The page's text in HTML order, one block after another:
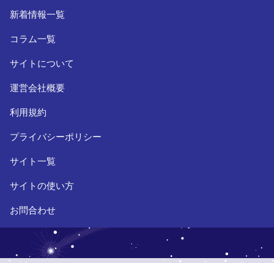
新着情報一覧
コラム一覧
サイトについて
運営会社概要
利用規約
プライバシーポリシー
サイト一覧
サイトの使い方
お問合わせ